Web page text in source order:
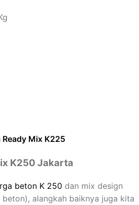
Ready Mix K225
K250 Jakarta
beton K 250 dan mix design
alangkah baiknya juga kita